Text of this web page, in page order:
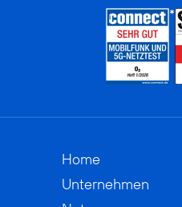
Home
Unternehmen